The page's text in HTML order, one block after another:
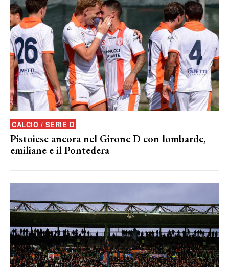
CALCIO / SERIE D
Pistoiese ancora nel Girone D con lombarde,
emiliane e il Pontedera